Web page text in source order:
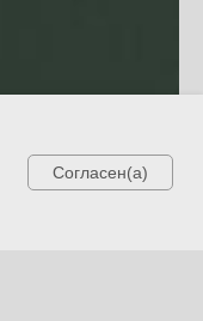
Согласен(а)